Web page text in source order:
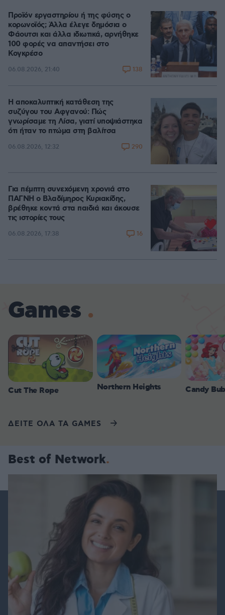
Προϊόν εργαστηρίου ή της φύσης ο
κορωνοϊός; Άλλα έλεγε δημόσια ο
Φάουτσι και άλλα ιδιωτικά, αρνήθηκε
100 φορές να απαντήσει στο
Κογκρέσο
06.08.2026, 21:40 138
Η αποκαλυπτική κατάθεση της
συζύγου του Αφγανού: Πώς
γνωρίσαμε τη Λίσα, γιατί υποψιάστηκα
ότι ήταν το πτώμα στη βαλίτσα
06.08.2026, 12:32 290
Για πέμπτη συνεχόμενη χρονιά στο
ΠΑΓΝΗ ο Βλαδίμηρος Κυριακίδης,
βρέθηκε κοντά στα παιδιά και άκουσε
τις ιστορίες τους
06.08.2026, 17:38 16
Games
Cut The Rope Northern Heights Candy
ΔΕΙΤΕ ΟΛΑ ΤΑ GAMES
Best of Network